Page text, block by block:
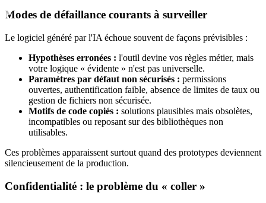
Modes de défaillance courants à surveiller
Le logiciel généré par l'IA échoue souvent de façons prévisibles :
Hypothèses erronées : l'outil devine vos règles métier, mais
votre logique « évidente » n'est pas universelle.
Paramètres par défaut non sécurisés : permissions
ouvertes, authentification faible, absence de limites de taux ou
gestion de fichiers non sécurisée.
Motifs de code copiés : solutions plausibles mais obsolètes,
incompatibles ou reposant sur des bibliothèques non
utilisables.
Ces problèmes apparaissent surtout quand des prototypes deviennent
silencieusement de la production.
Confidentialité : le problème du « coller »